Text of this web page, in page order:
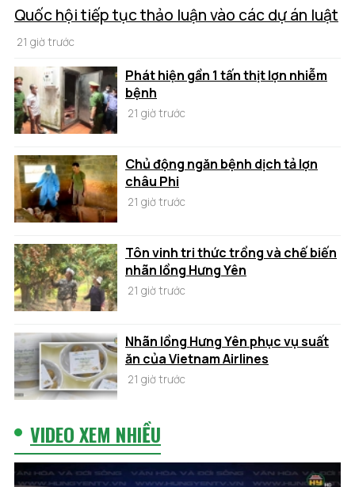
Quốc hội tiếp tục thảo luận vào các dự án luật
21 giờ trước
Phát hiện gần 1 tấn thịt lợn nhiễm
bệnh
21 giờ trước
Chủ động ngăn bệnh dịch tả lợn
châu Phi
21 giờ trước
Tôn vinh tri thức trồng và chế biến
nhãn lồng Hưng Yên
21 giờ trước
Nhãn lồng Hưng Yên phục vụ suất
ăn của Vietnam Airlines
21 giờ trước
VIDEO XEM NHIỀU